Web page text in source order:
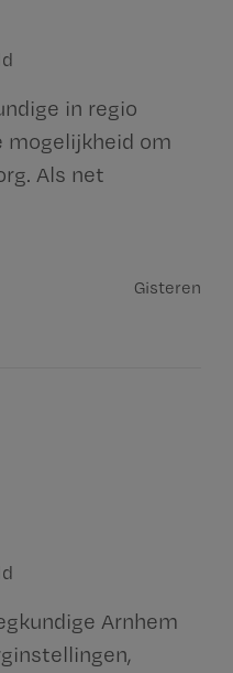
in regio
mogelijkheid om
Als net
Gisteren
Arnhem